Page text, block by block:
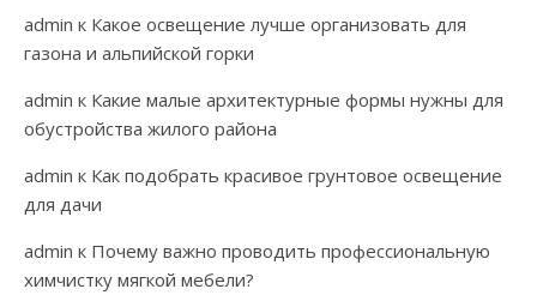
admin к Какое освещение лучше организовать для
газона и альпийской горки
admin к Какие малые архитектурные формы нужны для
обустройства жилого района
admin к Как подобрать красивое грунтовое освещение
для дачи
admin к Почему важно проводить профессиональную
химчистку мягкой мебели?